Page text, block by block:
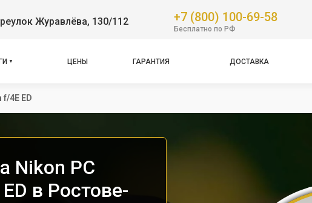
Журавлёва, 130/112 +7 (800) 100-69-58
Бесплатно по РФ
ЦЕНЫ ГАРАНТИЯ ДОСТАВКА
f/4E ED
Nikon PC
в Ростове-